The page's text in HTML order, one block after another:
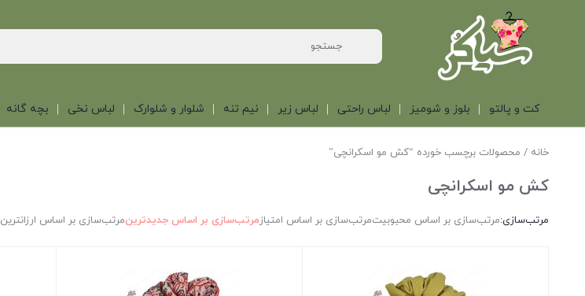
کت و پالتو بلوز و شومیز لباس راحتی لباس زیر نیم تنه شلوار و شلوارک لباس نخی بچه گانه
خانه / محصولات برچسب خورده “کش مو اسکرانچی”
کش مو اسکرانچی
مرتب‌سازی:مرتب‌سازی بر اساس محبوبیتمرتب‌سازی بر اساس امتیازمرتب‌سازی بر اساس جدیدترینمرتب‌سازی بر اساس ارزانترین